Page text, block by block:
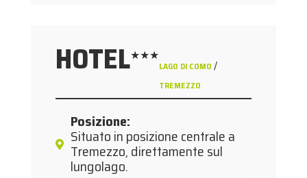
HOTEL★★★
LAGO DI COMO /
TREMEZZO
Posizione:
Situato in posizione centrale a
Tremezzo, direttamente sul
lungolago.